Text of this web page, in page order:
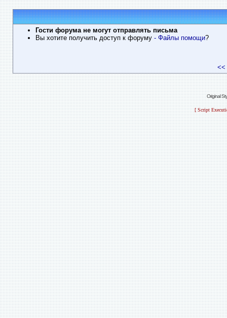
Гости форума не могут отправлять письма
Вы хотите получить доступ к форуму - Файлы помощи?
<<
Original
[ Script